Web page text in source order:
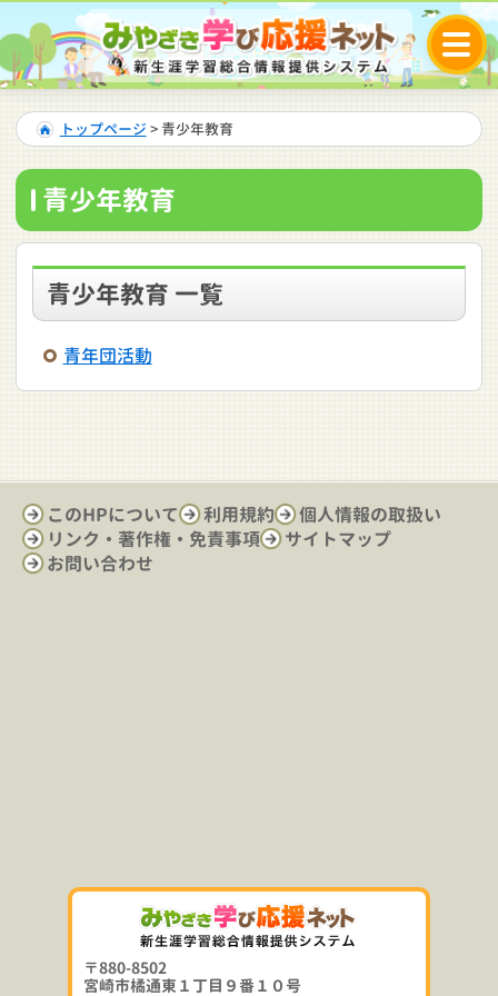
トップページ > 青少年教育
青少年教育
青少年教育 一覧
青年団活動
このHPについて 利用規約
個人情報の取扱い
リンク・著作権・免責事項
サイトマップ
お問い合わせ
〒880-8502
宮崎市橘通東１丁目９番１０号